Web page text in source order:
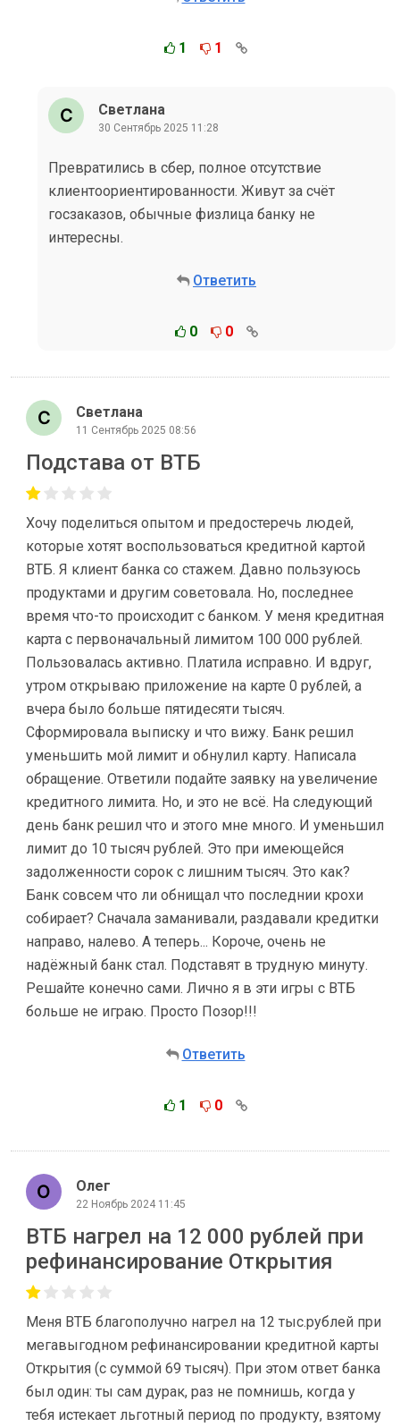
1 1
Светлана
30 Сентябрь 2025 11:28
Превратились в сбер, полное отсутствие
клиентоориентированности. Живут за счёт
госзаказов, обычные физлица банку не
интересны.
Ответить
0 0
Светлана
11 Сентябрь 2025 08:56
Подстава от ВТБ
Хочу поделиться опытом и предостеречь людей,
которые хотят воспользоваться кредитной картой
ВТБ. Я клиент банка со стажем. Давно пользуюсь
продуктами и другим советовала. Но, последнее
время что-то происходит с банком. У меня кредитная
карта с первоначальный лимитом 100 000 рублей.
Пользовалась активно. Платила исправно. И вдруг,
утром открываю приложение на карте 0 рублей, а
вчера было больше пятидесяти тысяч.
Сформировала выписку и что вижу. Банк решил
уменьшить мой лимит и обнулил карту. Написала
обращение. Ответили подайте заявку на увеличение
кредитного лимита. Но, и это не всё. На следующий
день банк решил что и этого мне много. И уменьшил
лимит до 10 тысяч рублей. Это при имеющейся
задолженности сорок с лишним тысяч. Это как?
Банк совсем что ли обнищал что последнии крохи
собирает? Сначала заманивали, раздавали кредитки
направо, налево. А теперь... Короче, очень не
надёжный банк стал. Подставят в трудную минуту.
Решайте конечно сами. Лично я в эти игры с ВТБ
больше не играю. Просто Позор!!!
Ответить
1 0
Олег
22 Ноябрь 2024 11:45
ВТБ нагрел на 12 000 рублей при
рефинансирование Открытия
Меня ВТБ благополучно нагрел на 12 тыс.рублей при
мегавыгодном рефинансировании кредитной карты
Открытия (с суммой 69 тысяч). При этом ответ банка
был один: ты сам дурак, раз не помнишь, когда у
тебя истекает льготный период по продукту, взятому